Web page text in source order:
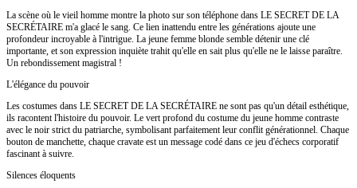
La scène où le vieil homme montre la photo sur son téléphone dans LE SECRET DE LA
SECRÉTAIRE m'a glacé le sang. Ce lien inattendu entre les générations ajoute une
profondeur incroyable à l'intrigue. La jeune femme blonde semble détenir une clé
importante, et son expression inquiète trahit qu'elle en sait plus qu'elle ne le laisse paraître.
Un rebondissement magistral !
L'élégance du pouvoir
Les costumes dans LE SECRET DE LA SECRÉTAIRE ne sont pas qu'un détail esthétique,
ils racontent l'histoire du pouvoir. Le vert profond du costume du jeune homme contraste
avec le noir strict du patriarche, symbolisant parfaitement leur conflit générationnel. Chaque
bouton de manchette, chaque cravate est un message codé dans ce jeu d'échecs corporatif
fascinant à suivre.
Silences éloquents